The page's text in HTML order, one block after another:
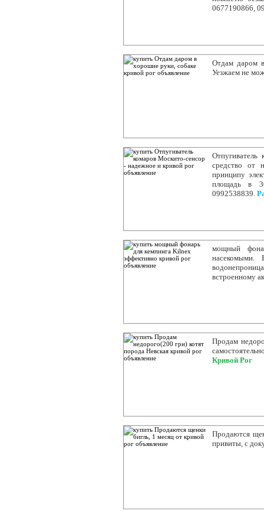
0677190866,
Отдам даром
Уезжаем не
средство от
принципу
площадь в
0992538839.
мощный
насекомыми.
встроенному
Продам
Кривой Рог
Продаются
привиты, с